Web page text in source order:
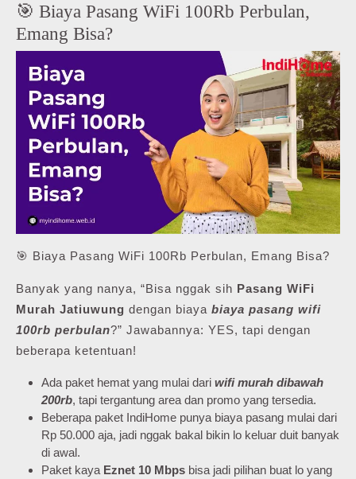
🎯 Biaya Pasang WiFi 100Rb Perbulan,
Emang Bisa?
🎯 Biaya Pasang WiFi 100Rb Perbulan, Emang Bisa?
Banyak yang nanya, “Bisa nggak sih Pasang WiFi
Murah Jatiuwung dengan biaya biaya pasang wifi
100rb perbulan?” Jawabannya: YES, tapi dengan
beberapa ketentuan!
Ada paket hemat yang mulai dari wifi murah dibawah
200rb, tapi tergantung area dan promo yang tersedia.
Beberapa paket IndiHome punya biaya pasang mulai dari
Rp 50.000 aja, jadi nggak bakal bikin lo keluar duit banyak
di awal.
Paket kaya Eznet 10 Mbps bisa jadi pilihan buat lo yang